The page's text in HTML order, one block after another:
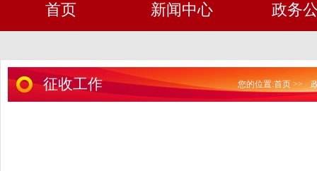
首页 新闻中心 政务
征收工作 您的位置:首页 >>